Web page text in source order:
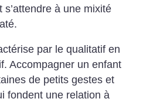
à une mixité
par le qualitatif en
Accompagner un enfant
de petits gestes et
fondent une relation à